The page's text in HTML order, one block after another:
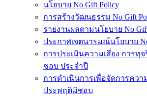
นโยบาย No Gift Policy
การสร้างวัฒนธรรม No Gift
รายงานผลตามนโยบาย No
ประกาศเจตนารมณ์นโยบาย
การประเมินความเสี่ยง การทุ
ชอบ ประจำปี
การดำเนินการเพื่อจัดการควา
ประพฤติมิชอบ